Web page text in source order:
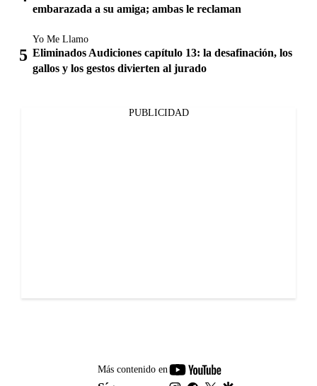
embarazada a su amiga; ambas le reclaman
Yo Me Llamo
Eliminados Audiciones capítulo 13: la desafinación, los
gallos y los gestos divierten al jurado
PUBLICIDAD
Más contenido en
youtube-
footer